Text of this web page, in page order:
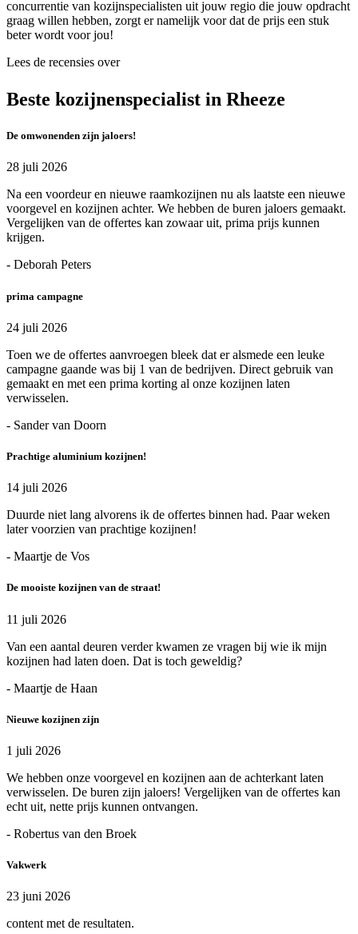
concurrentie van kozijnspecialisten uit jouw regio die jouw opdracht
graag willen hebben, zorgt er namelijk voor dat de prijs een stuk
beter wordt voor jou!
Lees de recensies over
Beste kozijnenspecialist in Rheeze
De omwonenden zijn jaloers!
28 juli 2026
Na een voordeur en nieuwe raamkozijnen nu als laatste een nieuwe
voorgevel en kozijnen achter. We hebben de buren jaloers gemaakt.
Vergelijken van de offertes kan zowaar uit, prima prijs kunnen
krijgen.
- Deborah Peters
prima campagne
24 juli 2026
Toen we de offertes aanvroegen bleek dat er alsmede een leuke
campagne gaande was bij 1 van de bedrijven. Direct gebruik van
gemaakt en met een prima korting al onze kozijnen laten
verwisselen.
- Sander van Doorn
Prachtige aluminium kozijnen!
14 juli 2026
Duurde niet lang alvorens ik de offertes binnen had. Paar weken
later voorzien van prachtige kozijnen!
- Maartje de Vos
De mooiste kozijnen van de straat!
11 juli 2026
Van een aantal deuren verder kwamen ze vragen bij wie ik mijn
kozijnen had laten doen. Dat is toch geweldig?
- Maartje de Haan
Nieuwe kozijnen zijn
1 juli 2026
We hebben onze voorgevel en kozijnen aan de achterkant laten
verwisselen. De buren zijn jaloers! Vergelijken van de offertes kan
echt uit, nette prijs kunnen ontvangen.
- Robertus van den Broek
Vakwerk
23 juni 2026
content met de resultaten.